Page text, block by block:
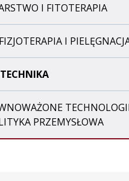
I FITOTERAPIA
I
PRZEMYSŁOWA